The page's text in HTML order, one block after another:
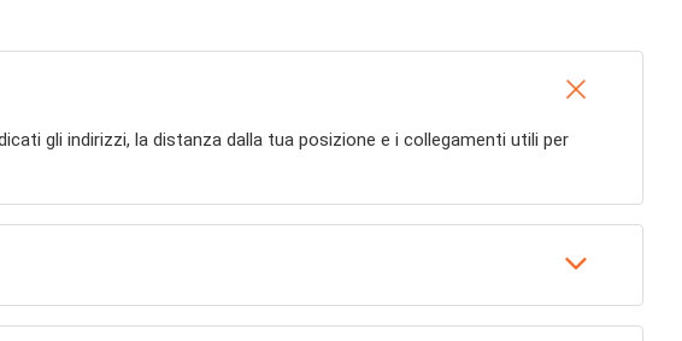
gli indirizzi, la distanza dalla tua posizione e i collegamenti utili per